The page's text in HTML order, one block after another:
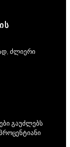
ძლიერი
გაუძლებს